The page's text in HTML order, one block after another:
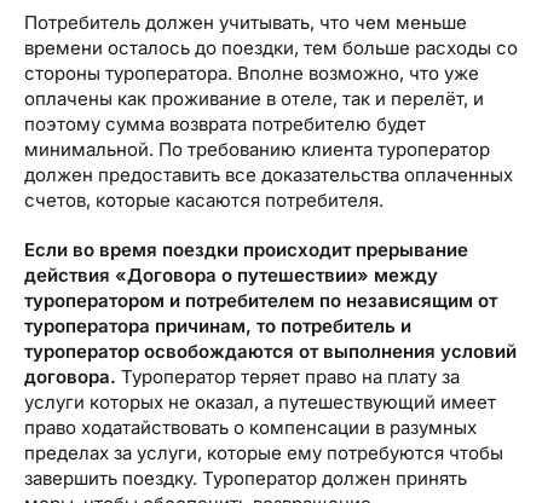
Потребитель должен учитывать, что чем меньше
времени осталось до поездки, тем больше расходы со
стороны туроператора. Вполне возможно, что уже
оплачены как проживание в отеле, так и перелёт, и
поэтому сумма возврата потребителю будет
минимальной. По требованию клиента туроператор
должен предоставить все доказательства оплаченных
счетов, которые касаются потребителя.
Если во время поездки происходит прерывание
действия «Договора о путешествии» между
туроператором и потребителем по независящим от
туроператора причинам, то потребитель и
туроператор освобождаются от выполнения условий
договора. Туроператор теряет право на плату за
услуги которых не оказал, а путешествующий имеет
право ходатайствовать о компенсации в разумных
пределах за услуги, которые ему потребуются чтобы
завершить поездку. Туроператор должен принять